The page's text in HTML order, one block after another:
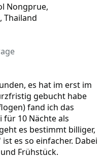
Nongprue,
Thailand
es hat im erst im
gebucht habe
fand ich das
für 10 Nächte als
es bestimmt billiger,
es so einfacher. Dabei
Frühstück.